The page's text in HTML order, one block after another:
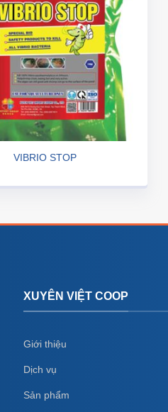
VIBRIO STOP
XUYÊN VIỆT COOP
Giới thiệu
Dịch vụ
Sản phẩm